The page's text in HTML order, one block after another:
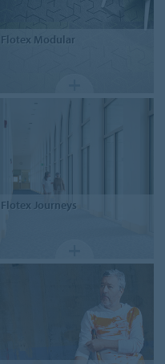
Flotex Modular
Flotex Journeys